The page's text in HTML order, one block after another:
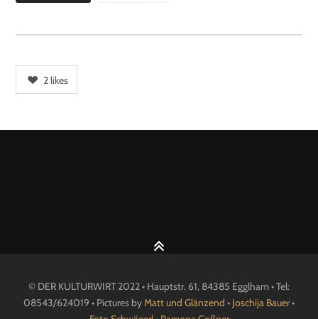
2likes
© DER KULTURWIRT 2022 • Hauptstr. 61, 84385 Egglham • Tel:
08543/624019 • Pictures byMatt und Glänzend • Joschija Bauer•